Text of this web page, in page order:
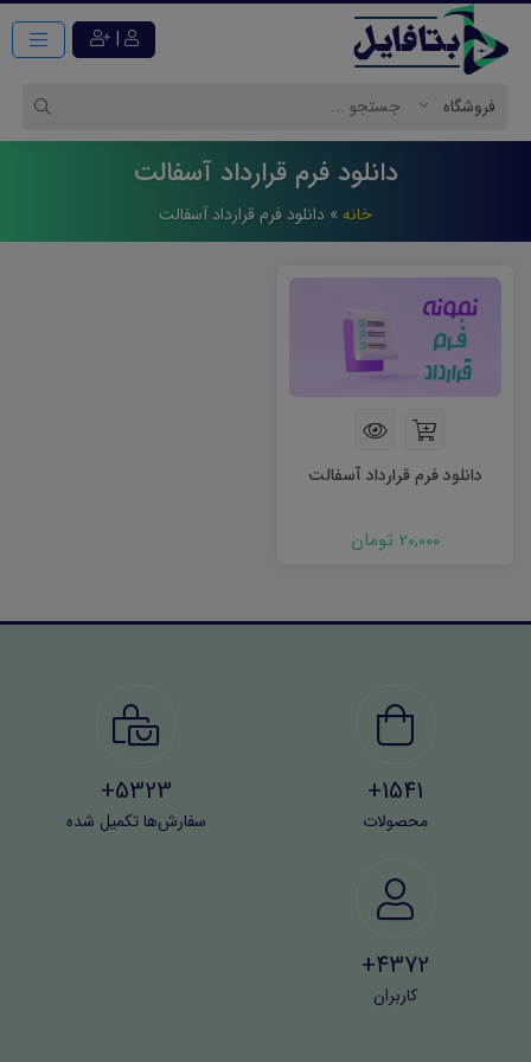
|
دانلود فرم قرارداد آسفالت
خانه » دانلود فرم قرارداد آسفالت
دانلود فرم قرارداد آسفالت
20,000 تومان
1541+
محصولات
5323+
سفارش‌ها تکمیل شده
4372+
کاربران